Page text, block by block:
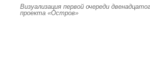
Визуализация первой очереди
проекта «Остров»